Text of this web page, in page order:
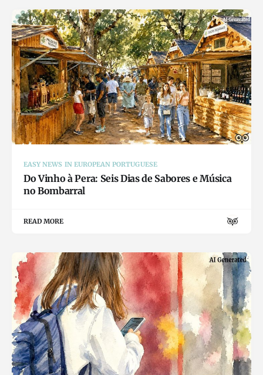
EASY NEWS IN EUROPEAN PORTUGUESE
Do Vinho à Pera: Seis Dias de Sabores e Música
no Bombarral
READ MORE